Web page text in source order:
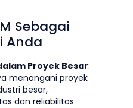
Sebagai
Anda
Proyek Besar:
menangani proyek
besar,
dan reliabilitas